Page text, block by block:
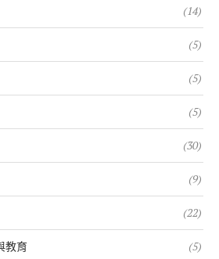
(14)
(5)
(5)
(5)
(30)
(9)
(22)
教育 (5)